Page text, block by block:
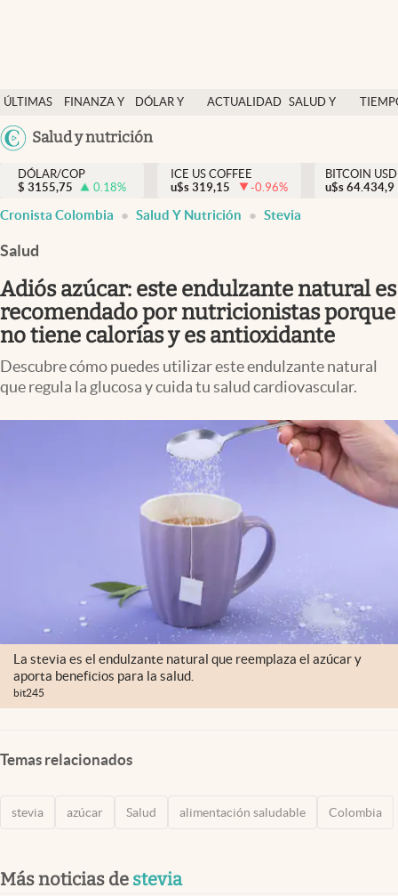
ÚLTIMAS
NOTICIAS
FINANZA Y
DÓLAR Y
ACTUALIDAD SALUD Y
México
Salud y nutrición
Salud y nutrición
Vida espiritual
Actualidad
Colombia
DÓLAR/COP
$ 3155,75 0.18%
ICE US COFFEE
u$s 319,15 -0.96%
BITCOIN USD
u$s 64.434,9
Cronista Colombia Salud Y Nutrición Stevia
Salud
Adiós azúcar: este endulzante natural es
recomendado por nutricionistas porque
no tiene calorías y es antioxidante
Descubre cómo puedes utilizar este endulzante natural
que regula la glucosa y cuida tu salud cardiovascular.
La stevia es el endulzante natural que reemplaza el azúcar y
aporta beneficios para la salud.
bit245
Temas relacionados
stevia azúcar Salud alimentación saludable Colombia
Más noticias de stevia